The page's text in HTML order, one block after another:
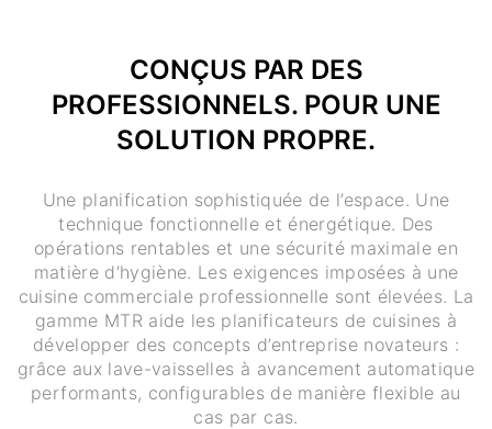
CONÇUS PAR DES
PROFESSIONNELS. POUR UNE
SOLUTION PROPRE.
Une planification sophistiquée de l’espace. Une
technique fonctionnelle et énergétique. Des
opérations rentables et une sécurité maximale en
matière d’hygiène. Les exigences imposées à une
cuisine commerciale professionnelle sont élevées. La
gamme MTR aide les planificateurs de cuisines à
développer des concepts d’entreprise novateurs :
grâce aux lave-vaisselles à avancement automatique
performants, configurables de manière flexible au
cas par cas.